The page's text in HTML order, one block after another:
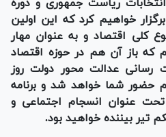
ریاست جمهوری و دوره
را برگزار خواهیم کرد که این اولین
کلی اقتصاد و به عنوان مهار
که باز آن هم در حوزه اقتصاد
رسانی عدالت محور دولت روز
تقدیم حضور شما خواهد شد و برنامه
عنوان انسجام اجتماعی و
تیر بیننده خواهید بود.